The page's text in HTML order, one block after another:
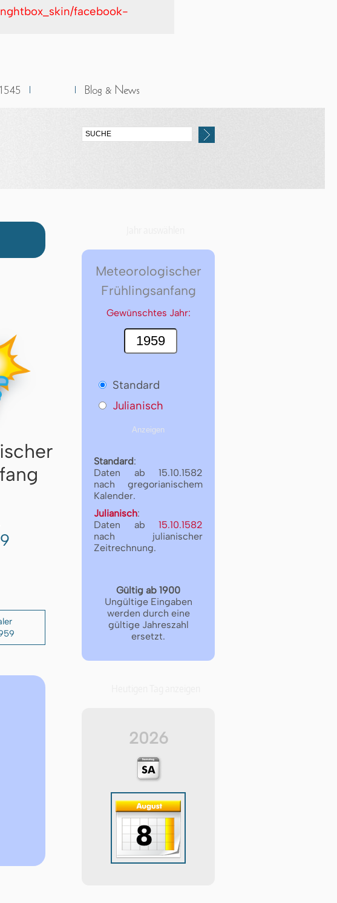
Meteorologischer
Frühlingsanfang
Gewünschtes Jahr:
Standard
Julianisch
Standard:
Daten ab 15.10.1582
nach gregorianischem
Kalender.
Julianisch:
Daten ab 15.10.1582
nach julianischer
Zeitrechnung.
Gültig ab 1900
Ungültige Eingaben
werden durch eine
gültige Jahreszahl
ersetzt.
2026
facebook-